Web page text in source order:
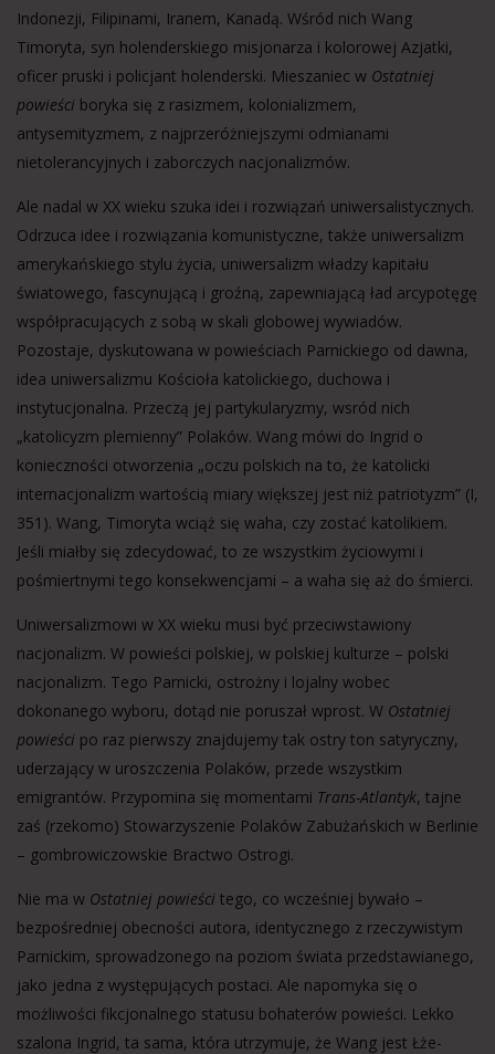
Indonezji, Filipinami, Iranem, Kanadą. Wśród nich Wang
Timoryta, syn holenderskiego misjonarza i kolorowej Azjatki,
oficer pruski i policjant holenderski. Mieszaniec w Ostatniej
powieści boryka się z rasizmem, kolonializmem,
antysemityzmem, z najprzeróżniejszymi odmianami
nietolerancyjnych i zaborczych nacjonalizmów.
Ale nadal w XX wieku szuka idei i rozwiązań uniwersalistycznych.
Odrzuca idee i rozwiązania komunistyczne, także uniwersalizm
amerykańskiego stylu życia, uniwersalizm władzy kapitału
światowego, fascynującą i groźną, zapewniającą ład arcypotęgę
współpracujących z sobą w skali globowej wywiadów.
Pozostaje, dyskutowana w powieściach Parnickiego od dawna,
idea uniwersalizmu Kościoła katolickiego, duchowa i
instytucjonalna. Przeczą jej partykularyzmy, wsród nich
„katolicyzm plemienny” Polaków. Wang mówi do Ingrid o
konieczności otworzenia „oczu polskich na to, że katolicki
internacjonalizm wartością miary większej jest niż patriotyzm” (I,
351). Wang, Timoryta wciąż się waha, czy zostać katolikiem.
Jeśli miałby się zdecydować, to ze wszystkim życiowymi i
pośmiertnymi tego konsekwencjami – a waha się aż do śmierci.
Uniwersalizmowi w XX wieku musi być przeciwstawiony
nacjonalizm. W powieści polskiej, w polskiej kulturze – polski
nacjonalizm. Tego Parnicki, ostrożny i lojalny wobec
dokonanego wyboru, dotąd nie poruszał wprost. W Ostatniej
powieści po raz pierwszy znajdujemy tak ostry ton satyryczny,
uderzający w uroszczenia Polaków, przede wszystkim
emigrantów. Przypomina się momentami Trans-Atlantyk, tajne
zaś (rzekomo) Stowarzyszenie Polaków Zabużańskich w Berlinie
– gombrowiczowskie Bractwo Ostrogi.
Nie ma w Ostatniej powieści tego, co wcześniej bywało –
bezpośredniej obecności autora, identycznego z rzeczywistym
Parnickim, sprowadzonego na poziom świata przedstawianego,
jako jedna z występujących postaci. Ale napomyka się o
możliwości fikcjonalnego statusu bohaterów powieści. Lekko
szalona Ingrid, ta sama, która utrzymuje, że Wang jest Łże-